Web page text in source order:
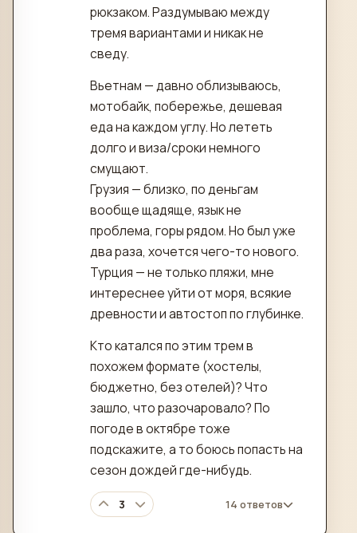
рюкзаком. Раздумываю между
тремя вариантами и никак не
сведу.
Вьетнам — давно облизываюсь,
мотобайк, побережье, дешевая
еда на каждом углу. Но лететь
долго и виза/сроки немного
смущают.
Грузия — близко, по деньгам
вообще щадяще, язык не
проблема, горы рядом. Но был уже
два раза, хочется чего-то нового.
Турция — не только пляжи, мне
интереснее уйти от моря, всякие
древности и автостоп по глубинке.
Кто катался по этим трем в
похожем формате (хостелы,
бюджетно, без отелей)? Что
зашло, что разочаровало? По
погоде в октябре тоже
подскажите, а то боюсь попасть на
сезон дождей где-нибудь.
3 14 ответов